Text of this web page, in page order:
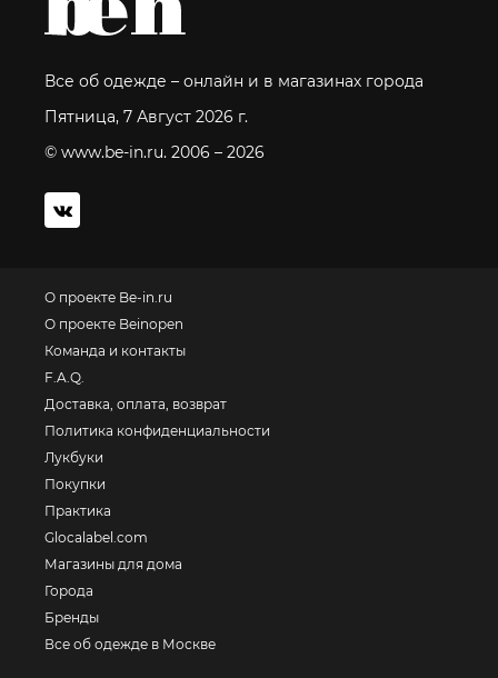
Все об одежде – онлайн и в магазинах города
Пятница, 7 Август 2026 г.
© www.be-in.ru. 2006 – 2026
О проекте Be-in.ru
О проекте Beinopen
Команда и контакты
F.A.Q.
Доставка, оплата, возврат
Политика конфиденциальности
Лукбуки
Покупки
Практика
Glocalabel.com
Магазины для дома
Города
Бренды
Все об одежде в Москве